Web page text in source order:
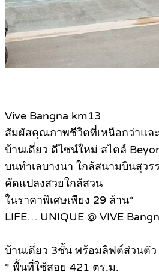
Vive Bangna km13
สัมผัสคุณภาพชีวิตที่เหนือกว่าแล
บ้านเดี่ยว ดีไซน์ใหม่ สไตล์
บนทำเลบางนา ใกล้สนามบินสุว
คัดแปลงสวยใกล้สวน
ในราคาพิเศษเพียง 29 ล้าน*
LIFE… UNIQUE @ VIVE
บ้านเดี่ยว 3ชั้น พร้อมลิฟต์ส่วนตัว
* พื้นที่ใช้สอย 421 ตร.ม.